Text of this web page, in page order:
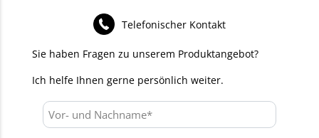
Telefonischer Kontakt
Sie haben Fragen zu unserem Produktangebot?
Ich helfe Ihnen gerne persönlich weiter.